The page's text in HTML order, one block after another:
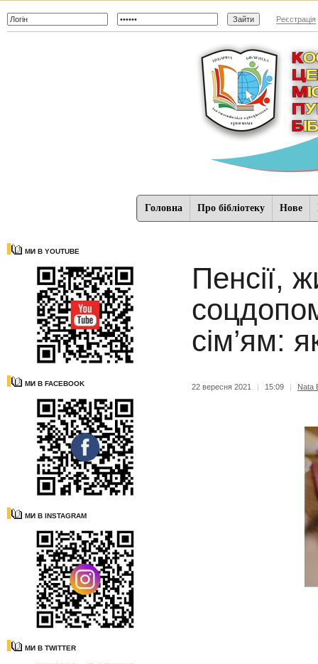
Реєстрація
Головна Про бібліотеку Нове
МИ В YOUTUBE
МИ В FACEBOOK
МИ В INSTAGRAM
МИ В TWITTER
Пенсії,
сім’ям:
22 вересня 2021 | 15:09 | Nata